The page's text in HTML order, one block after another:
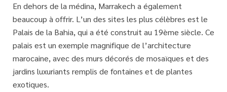
En dehors de la médina, Marrakech a également
beaucoup à offrir. L’un des sites les plus célèbres est le
Palais de la Bahia, qui a été construit au 19ème siècle. Ce
palais est un exemple magnifique de l’architecture
marocaine, avec des murs décorés de mosaïques et des
jardins luxuriants remplis de fontaines et de plantes
exotiques.